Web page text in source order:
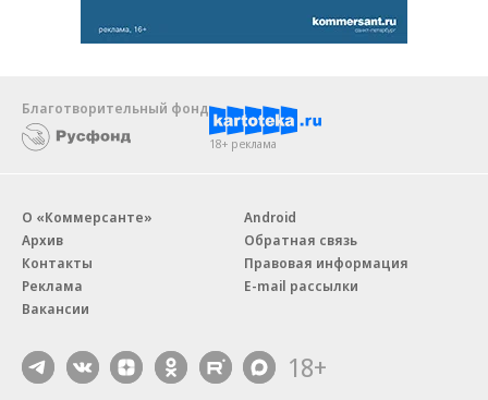
Благотворительный фонд
18+ реклама
О «Коммерсанте»
Архив
Контакты
Реклама
Вакансии
Android
Обратная связь
Правовая информация
E-mail рассылки
18+